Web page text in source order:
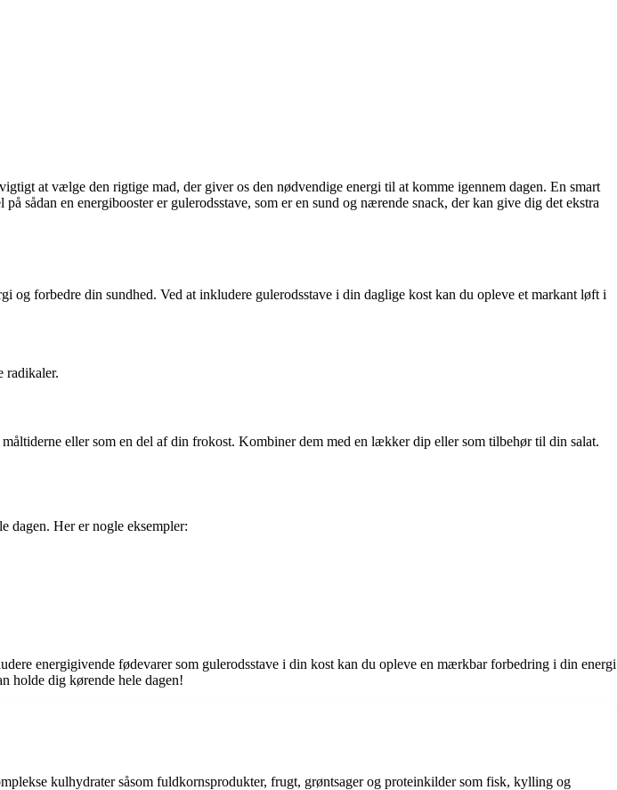
at vælge den rigtige mad, der giver os den nødvendige energi til at komme igennem dagen. En smart
sådan en energibooster er gulerodsstave, som er en sund og nærende snack, der kan give dig det ekstra
forbedre din sundhed. Ved at inkludere gulerodsstave i din daglige kost kan du opleve et markant løft i
radikaler.
eller som en del af din frokost. Kombiner dem med en lækker dip eller som tilbehør til din salat.
dagen. Her er nogle eksempler:
energigivende fødevarer som gulerodsstave i din kost kan du opleve en mærkbar forbedring i din energi
holde dig kørende hele dagen!
kulhydrater såsom fuldkornsprodukter, frugt, grøntsager og proteinkilder som fisk, kylling og